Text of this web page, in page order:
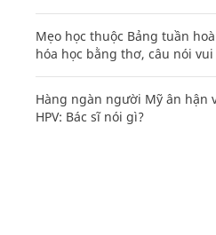
Mẹo học thuộc Bảng tuần
hóa học bằng thơ, câu nói vui
Hàng ngàn người Mỹ ân hận
HPV: Bác sĩ nói gì?